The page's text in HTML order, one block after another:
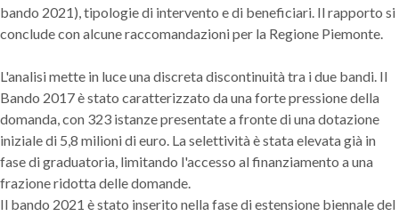
bando 2021), tipologie di intervento e di beneficiari. Il rapporto si
conclude con alcune raccomandazioni per la Regione Piemonte.
L'analisi mette in luce una discreta discontinuità tra i due bandi. Il
Bando 2017 è stato caratterizzato da una forte pressione della
domanda, con 323 istanze presentate a fronte di una dotazione
iniziale di 5,8 milioni di euro. La selettività è stata elevata già in
fase di graduatoria, limitando l'accesso al finanziamento a una
frazione ridotta delle domande.
Il bando 2021 è stato inserito nella fase di estensione biennale del